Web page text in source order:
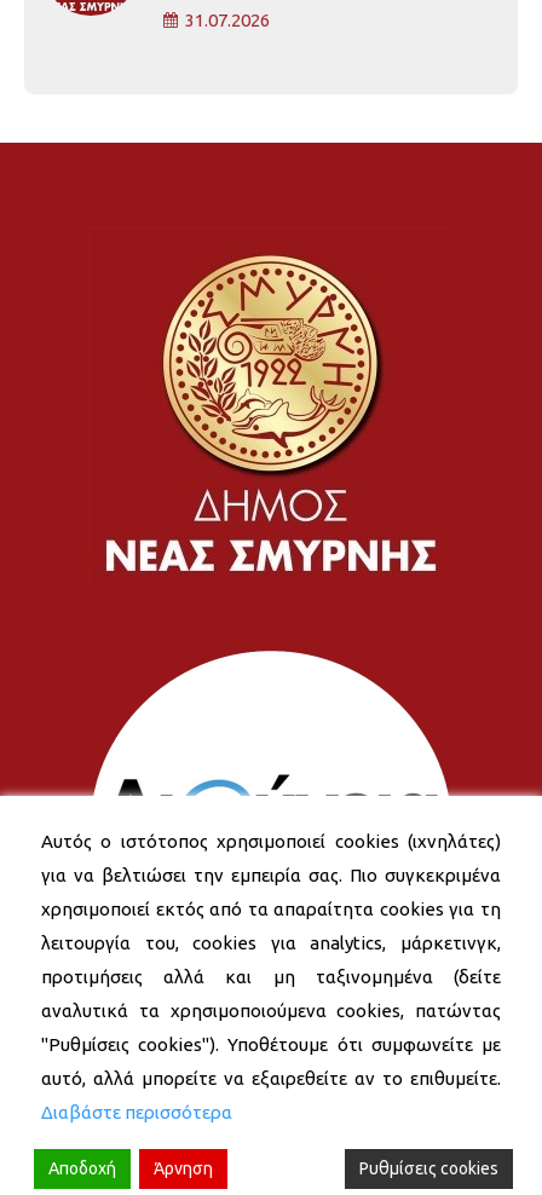
31.07.2026
© 2026 Δήμος Νέας Σμύρνης
Αυτός ο ιστότοπος χρησιμοποιεί cookies (ιχνηλάτες)
για να βελτιώσει την εμπειρία σας. Πιο συγκεκριμένα
χρησιμοποιεί εκτός από τα απαραίτητα cookies για τη
λειτουργία του, cookies για analytics, μάρκετινγκ,
προτιμήσεις αλλά και μη ταξινομημένα (δείτε
αναλυτικά τα χρησιμοποιούμενα cookies, πατώντας
"Ρυθμίσεις cookies"). Υποθέτουμε ότι συμφωνείτε με
αυτό, αλλά μπορείτε να εξαιρεθείτε αν το επιθυμείτε.
Διαβάστε περισσότερα
Αποδοχή Άρνηση Ρυθμίσεις cookies